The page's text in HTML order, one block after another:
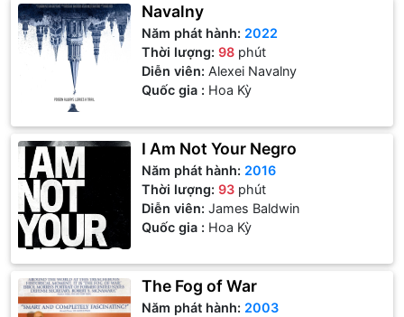
Navalny
Năm phát hành: 2022
Thời lượng:98 phút
Diễn viên:Alexei Navalny
Quốc gia : Hoa Kỳ
I Am Not Your Negro
Năm phát hành: 2016
Thời lượng:93 phút
Diễn viên:James Baldwin
Quốc gia : Hoa Kỳ
The Fog of War
Năm phát hành: 2003